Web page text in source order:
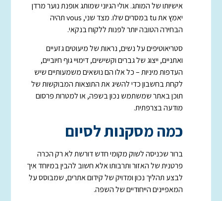
אישיותו של המותג. אולי הגיוני שמותג אופנת נוער מרדן
יאמץ את tu במסרים שלו. מצד שני, vous תהיה
הבחירה הטובה יותר לפנות ללקוח בנקאי.
סטריאוטיפים על נשים, נראות של מיעוטים גזעיים
ואתניים, ייצוג של גברים וקשישים, דימויי גוף חיוביים,
העדפות מיניות – כל אלו הם נושאים משמעותיים שיש
לקחת בחשבון כדי להשיג את התוצאות המבוקשות של
תוכן באתר שמשתמש נכון בשפה, או למטרות פרסום
מודעה בצרפתית.
כמה מסקנות לסיום
ברור שכניסה לשוק מקומי חדש דורשת לא רק הכרה
פרטנית של האזור ותרבותו אלא חשוב להבין במיוחד איך
לבצע תהליך נכון ומדויק של קידום אתרים, שמבוסס על
המאפיינים הייחודיים של השפה.